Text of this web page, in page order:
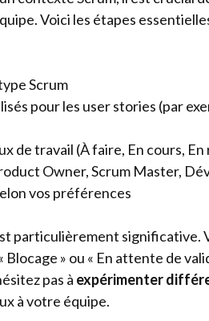
Voici les étapes
Scrum
pour les user stories (par
de travail (À faire, En cours, En
Owner, Scrum Master,
vos préférences
particulièrement significative.
» ou « En attente de
pas à expérimenter
à votre équipe.